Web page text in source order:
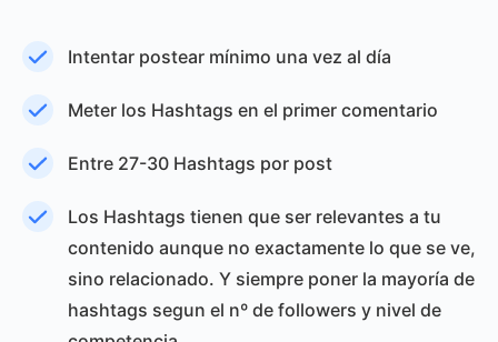
Intentar postear mínimo una vez al día
Meter los Hashtags en el primer comentario
Entre 27-30 Hashtags por post
Los Hashtags tienen que ser relevantes a tu
contenido aunque no exactamente lo que se ve,
sino relacionado. Y siempre poner la mayoría de
hashtags segun el nº de followers y nivel de